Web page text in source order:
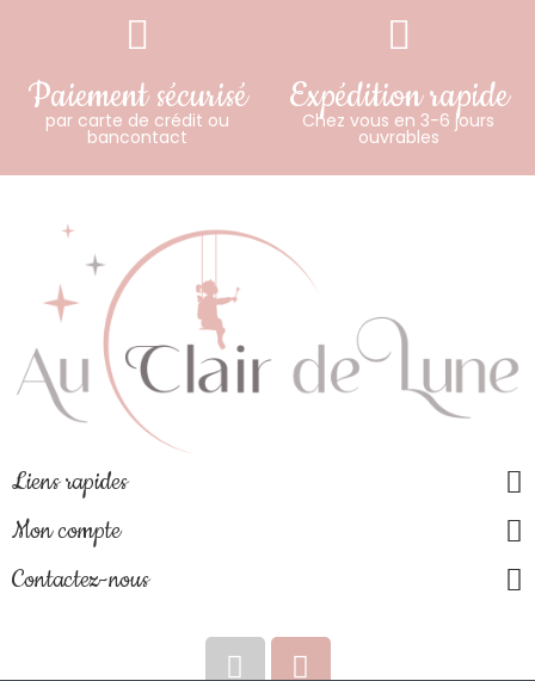
Paiement sécurisé
par carte de crédit ou
bancontact
Expédition rapide
Chez vous en 3-6 jours
ouvrables
Liens rapides
Mon compte
Contactez-nous